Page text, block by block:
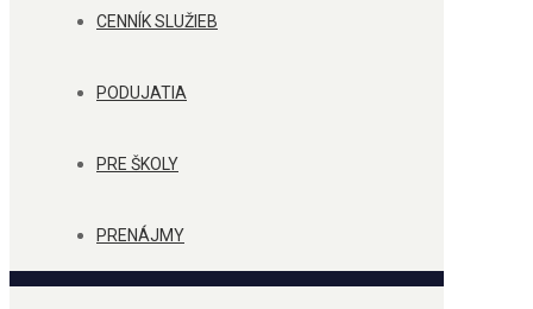
CENNÍK SLUŽIEB
PODUJATIA
PRE ŠKOLY
PRENÁJMY